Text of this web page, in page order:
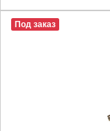
Под заказ